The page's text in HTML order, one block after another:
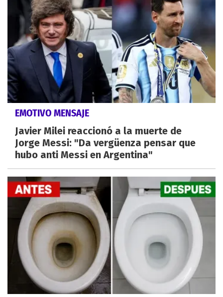
EMOTIVO MENSAJE
Javier Milei reaccionó a la muerte de
Jorge Messi: "Da vergüenza pensar que
hubo anti Messi en Argentina"